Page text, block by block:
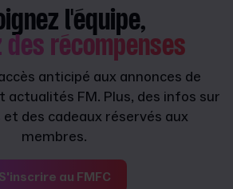
l'équipe,
des récompenses
anticipé aux annonces de
FM. Plus, des infos sur
et des cadeaux réservés aux
membres.
S'inscrire au FMFC